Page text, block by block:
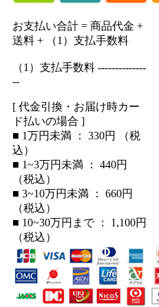
お支払い合計 = 商品代金 +
送料 + （1）支払手数料
（1）支払手数料 --------------
--
[ 代金引換・お届け時カー
ド払いの場合 ]
■ 1万円未満 ： 330円 （税
込）
■ 1~3万円未満 ： 440円
（税込）
■ 3~10万円未満 ： 660円
（税込）
■ 10~30万円まで ： 1,100円
（税込）